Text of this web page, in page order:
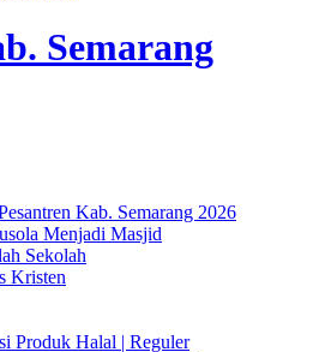
Semarang
Kab. Semarang 2026
Menjadi Masjid
Sekolah
Kristen
Produk Halal | Reguler